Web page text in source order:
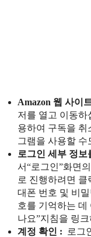
Amazon 웹 사이
저를 열고 이동하
용하여 구독을 취
그램을 사용할 수
로그인 세부 정
서“로그인”화면
로 진행하려면
대폰 번호 및 비
호를 기억하는 데
나요”지침을 링
계정 확인 :
로그